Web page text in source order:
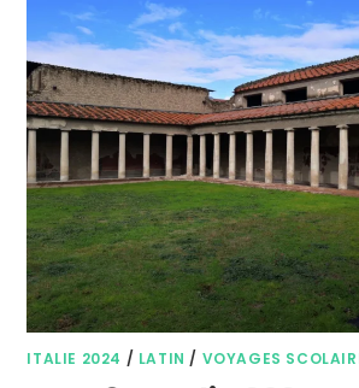
ITALIE 2024 / LATIN / VOYAGES